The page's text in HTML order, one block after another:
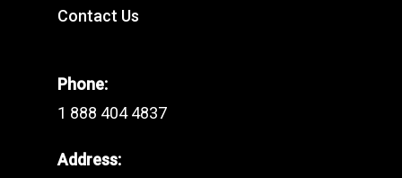
Contact Us
Phone:
1 888 404 4837
Address: